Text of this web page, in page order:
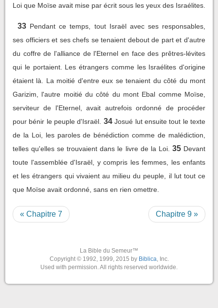
Loi que Moïse avait mise par écrit sous les yeux des Israélites.
33 Pendant ce temps, tout Israël avec ses responsables,
ses officiers et ses chefs se tenaient debout de part et d'autre
du coffre de l'alliance de l'Eternel en face des prêtres-lévites
qui le portaient. Les étrangers comme les Israélites d'origine
étaient là. La moitié d'entre eux se tenaient du côté du mont
Garizim, l'autre moitié du côté du mont Ebal comme Moïse,
serviteur de l'Eternel, avait autrefois ordonné de procéder
pour bénir le peuple d'Israël. 34 Josué lut ensuite tout le texte
de la Loi, les paroles de bénédiction comme de malédiction,
telles qu'elles se trouvaient dans le livre de la Loi. 35 Devant
toute l'assemblée d'Israël, y compris les femmes, les enfants
et les étrangers qui vivaient au milieu du peuple, il lut tout ce
que Moïse avait ordonné, sans en rien omettre.
« Chapitre 7 Chapitre 9 »
La Bible du Semeur™
Copyright © 1992, 1999, 2015 by Biblica, Inc.
Used with permission. All rights reserved worldwide.